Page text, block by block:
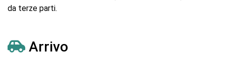
da terze parti.
Arrivo